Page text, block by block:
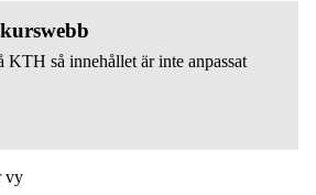
KTH så innehållet är inte anpassat
vy